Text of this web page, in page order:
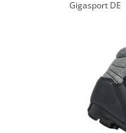
Gigasport DE